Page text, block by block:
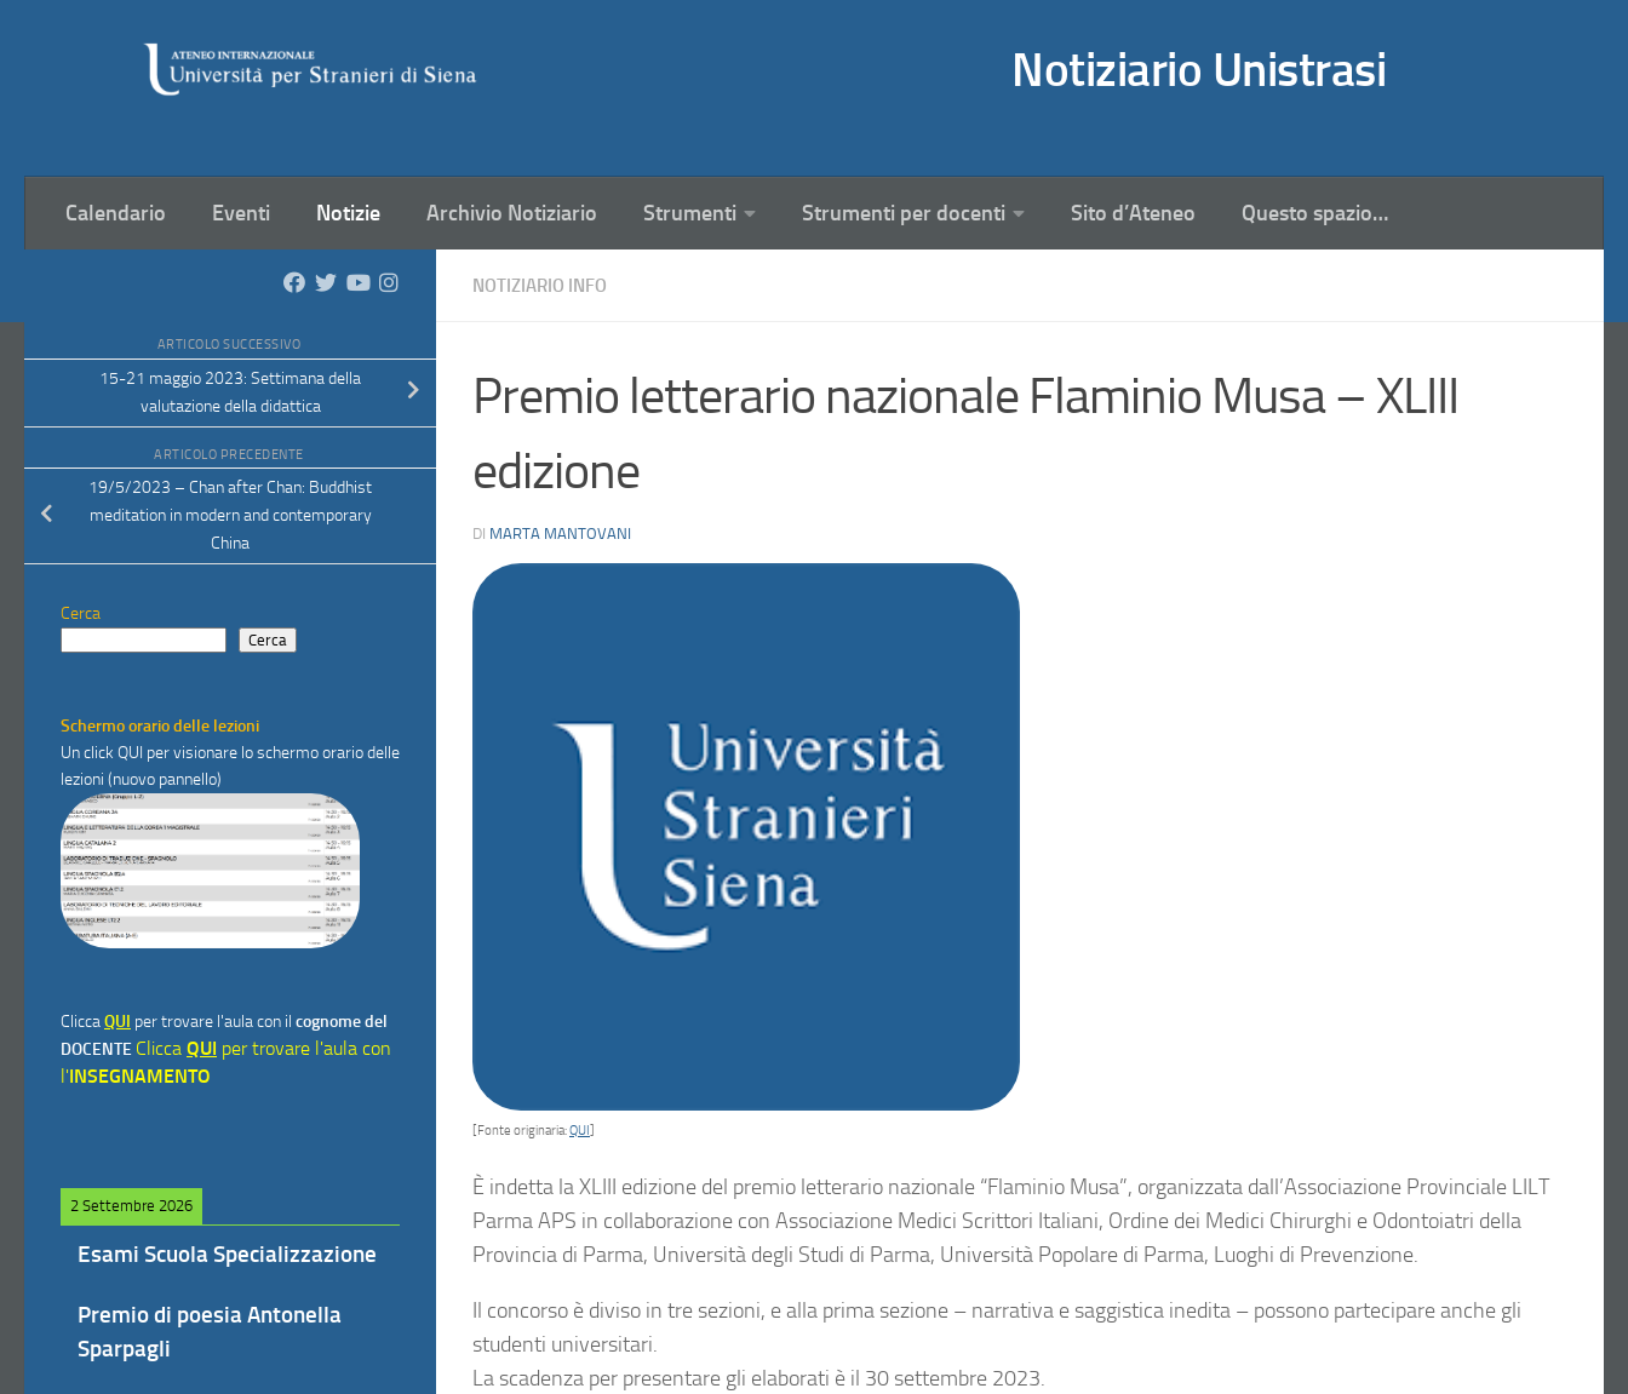
Notiziario Unistrasi
Calendario Eventi Notizie Archivio Notiziario Strumenti Strumenti per docenti Sito d’Ateneo Questo spazio…
NOTIZIARIO INFO
Premio letterario nazionale Flaminio Musa – XLIII
edizione
DI MARTA MANTOVANI
[Fonte originaria:QUI
È indetta la XLIII edizione del premio letterario nazionale “Flaminio Musa”, organizzata dall’Associazione Provinciale LILT
Parma APS in collaborazione con Associazione Medici Scrittori Italiani, Ordine dei Medici Chirurghi e Odontoiatri della
Provincia di Parma, Università degli Studi di Parma, Università Popolare di Parma, Luoghi di Prevenzione.
Il concorso è diviso in tre sezioni, e alla prima sezione – narrativa e saggistica inedita – possono partecipare anche gli
studenti universitari.
La scadenza per presentare gli elaborati è il 30 settembre 2023.
ARTICOLO SUCCESSIVO
15-21 maggio 2023: Settimana della
valutazione della didattica
ARTICOLO PRECEDENTE
19/5/2023 – Chan after Chan: Buddhist
meditation in modern and contemporary
China
Cerca
Cerca
Schermo orario delle lezioni
Un click QUI per visionare lo schermo orario delle
lezioni (nuovo pannello)
CliccaQUI per trovare l'aula con il cognome del
DOCENTE Clicca QUI per trovare l'aula con
l'INSEGNAMENTO
2 Settembre 2026
Esami Scuola Specializzazione
Premio di poesia Antonella
Sparpagli